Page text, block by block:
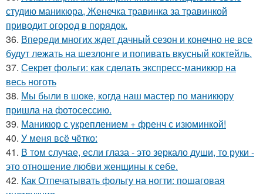
студию маникюра, Женечка травинка за травинкой
приводит огород в порядок.
36. Впереди многих ждет дачный сезон и конечно не все
будут лежать на шезлонге и попивать вкусный коктейль.
37. Секрет фольги: как сделать экспресс-маникюр на
весь ноготь
38. Мы были в шоке, когда наш мастер по маникюру
пришла на фотосессию.
39. Маникюр с укреплением + френч с изюминкой!
40. У меня всё чётко:
41. В том случае, если глаза - это зеркало души, то руки -
это отношение любви женщины к себе.
42. Как Отпечатывать фольгу на ногти: пошаговая